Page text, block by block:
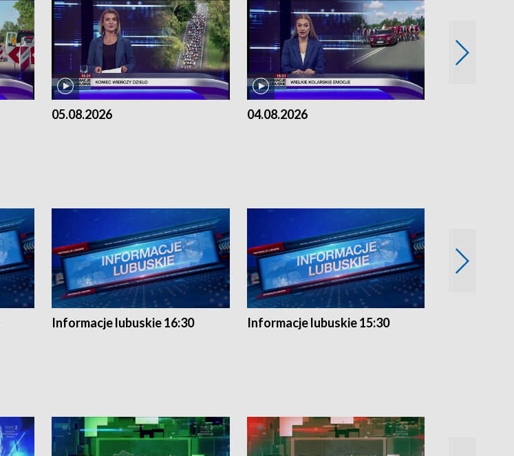
05.08.2026 04.08.2026
Informacje lubuskie 16:30 Informacje lubuskie 15:30